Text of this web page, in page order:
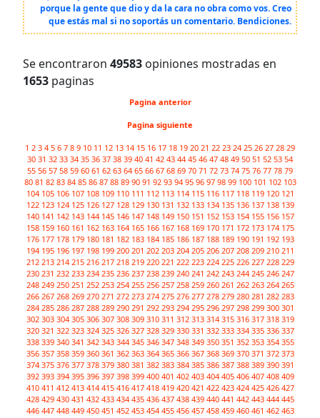
porque la gente que dio y da la cara no obra como vos. Creo
que estás mal si no soportás un comentario. Bendiciones.
Se encontraron 49583 opiniones mostradas en
1653 paginas
Pagina anterior
Pagina siguiente
1 2 3 4 5 6 7 8 9 10 11 12 13 14 15 16 17 18 19 20 21 22 23 24 25 26 27 28 29
30 31 32 33 34 35 36 37 38 39 40 41 42 43 44 45 46 47 48 49 50 51 52 53 54
55 56 57 58 59 60 61 62 63 64 65 66 67 68 69 70 71 72 73 74 75 76 77 78 79
80 81 82 83 84 85 86 87 88 89 90 91 92 93 94 95 96 97 98 99 100 101 102 103
104 105 106 107 108 109 110 111 112 113 114 115 116 117 118 119 120 121
122 123 124 125 126 127 128 129 130 131 132 133 134 135 136 137 138 139
140 141 142 143 144 145 146 147 148 149 150 151 152 153 154 155 156 157
158 159 160 161 162 163 164 165 166 167 168 169 170 171 172 173 174 175
176 177 178 179 180 181 182 183 184 185 186 187 188 189 190 191 192 193
194 195 196 197 198 199 200 201 202 203 204 205 206 207 208 209 210 211
212 213 214 215 216 217 218 219 220 221 222 223 224 225 226 227 228 229
230 231 232 233 234 235 236 237 238 239 240 241 242 243 244 245 246 247
248 249 250 251 252 253 254 255 256 257 258 259 260 261 262 263 264 265
266 267 268 269 270 271 272 273 274 275 276 277 278 279 280 281 282 283
284 285 286 287 288 289 290 291 292 293 294 295 296 297 298 299 300 301
302 303 304 305 306 307 308 309 310 311 312 313 314 315 316 317 318 319
320 321 322 323 324 325 326 327 328 329 330 331 332 333 334 335 336 337
338 339 340 341 342 343 344 345 346 347 348 349 350 351 352 353 354 355
356 357 358 359 360 361 362 363 364 365 366 367 368 369 370 371 372 373
374 375 376 377 378 379 380 381 382 383 384 385 386 387 388 389 390 391
392 393 394 395 396 397 398 399 400 401 402 403 404 405 406 407 408 409
410 411 412 413 414 415 416 417 418 419 420 421 422 423 424 425 426 427
428 429 430 431 432 433 434 435 436 437 438 439 440 441 442 443 444 445
446 447 448 449 450 451 452 453 454 455 456 457 458 459 460 461 462 463